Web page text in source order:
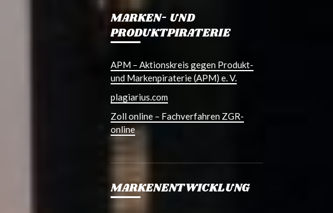
MARKEN- UND
PRODUKTPIRATERIE
APM – Aktionskreis gegen Produkt-
und Markenpiraterie (APM) e. V.
plagiarius.com
Zoll online – Fachverfahren ZGR-
online
MARKENENTWICKLUNG